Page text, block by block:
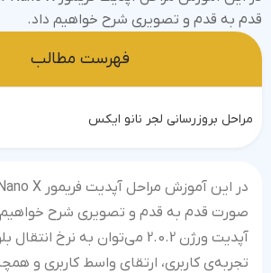
قدم به قدم و تصویری شرح خواهیم داد.
صورت قدم به قدم و تصویری شرح خواهیم
آپدیت ورژن 2.0.2 می‌توان به نرخ
تجربه‌ی کاربری، ارتقای واسط کاربری و
فهرست مطالب
مراحل بروزرسانی لجر نانو ایکس